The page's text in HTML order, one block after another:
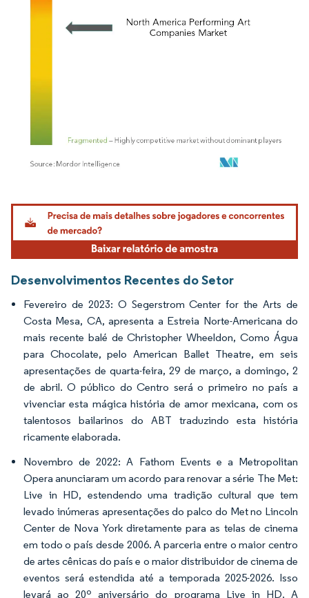
Imagem © Mordor Intelligence. O reuso requer atribuição conforme CC BY 4.0.
Desenvolvimentos Recentes do Setor
Fevereiro de 2023: O Segerstrom Center for the Arts de
Costa Mesa, CA, apresenta a Estreia Norte-Americana do
mais recente balé de Christopher Wheeldon, Como Água
para Chocolate, pelo American Ballet Theatre, em seis
apresentações de quarta-feira, 29 de março, a domingo, 2
de abril. O público do Centro será o primeiro no país a
vivenciar esta mágica história de amor mexicana, com os
talentosos bailarinos do ABT traduzindo esta história
ricamente elaborada.
Novembro de 2022: A Fathom Events e a Metropolitan
Opera anunciaram um acordo para renovar a série The Met:
Live in HD, estendendo uma tradição cultural que tem
levado inúmeras apresentações do palco do Met no Lincoln
Center de Nova York diretamente para as telas de cinema
em todo o país desde 2006. A parceria entre o maior centro
de artes cênicas do país e o maior distribuidor de cinema de
eventos será estendida até a temporada 2025-2026. Isso
levará ao 20º aniversário do programa Live in HD. A